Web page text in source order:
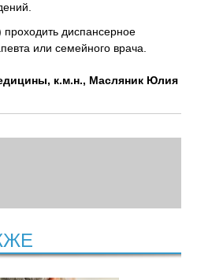
проходить диспансерное
или семейного врача.
к.м.н., Масляник Юлия